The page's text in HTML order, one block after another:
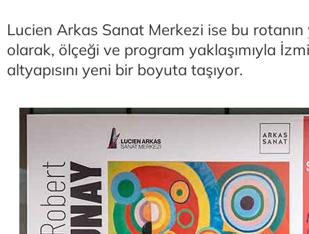
Lucien Arkas Sanat Merkezi ise bu rotanın
olarak, ölçeği ve program yaklaşımıyla
altyapısını yeni bir boyuta taşıyor.